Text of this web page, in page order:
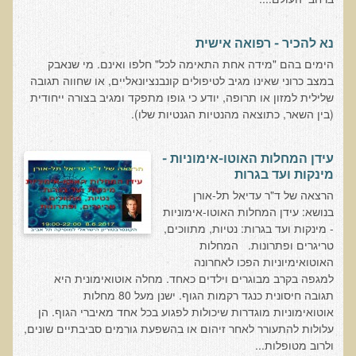
Raw Cacao
Gluten Sensitivity
Novadermy - Facial Rejuvination
Chronic Fatigue Syndrome
The Raw Food Diet
Organic Acid Test
Protein
Meat
Fibromyalgia
Depression
נא להכיר - רפואה אישית
הימים בהם "מידה אחת התאימה לכל" חלפו ואינם. מי שנאבק
במצב כרוני שאינו מגיב לטיפולים קונבנציונאליים, או שחווה תגובה
שלילית למזון או תרופה, יודע כי גופו מתפקד ומגיב בצורה ייחודית
(בין השאר, כתוצאה מהנטיות הגנטיות שלו).
עידן המחלות האוטו-אימוניות -
מינקות ועד בגרות
הרצאה של ד"ר עדיאל תל-אורן
בנושא: עידן המחלות האוטו-אימוניות
- מינקות ועד בגרות: נטיות, מתווכים,
טריגרים ופתרונות. המחלות
האוטואימיוניות הפכו לאחרונה
למגפה בקרב מבוגרים וילדים כאחד. מחלה אוטואימונית היא
תגובה חיסונית כנגד רקמות הגוף. ישנן מעל 80 מחלות
אוטואימוניות מוגדרות שיכולות לפגוע בכל אחד מאיברי הגוף. הן
עלולות להתעורר לאחר זיהום או בהשפעת גורמים סביבתיים שונים,
ולרוב מטופלות...